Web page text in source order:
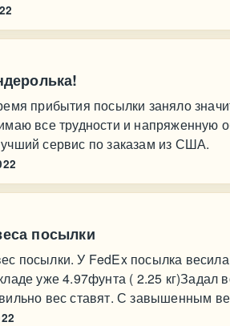
прибытия посылки заняло
все трудности и напряженную
сервис по заказам из США.
посылки
посылки. У FedEx посылка
уже 4.97фунта ( 2.25 кг)Задал
вес ставят. С завышенным